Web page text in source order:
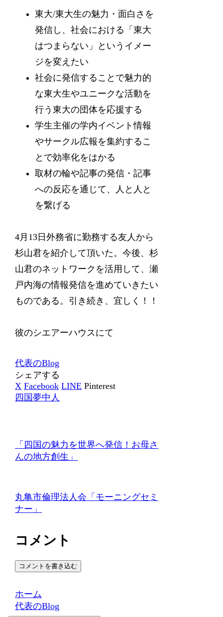
東大/東大生の魅力・面白さを
発信し、社会における「東大
はつまらない」というイメー
ジを変えたい
社会に発信することで魅力的
な東大生やユニークな活動を
行う東大の団体を応援する
学生主催の学内イベント情報
やサークル広報を集約するこ
とで効率化をはかる
取材の輪や記事の発信・記事
への反応を通じて、人と人と
を繋げる
4月13日外務省に勤務する友人から
杉山君を紹介して頂いた。今後、杉
山君のネットワークを活用して、瀬
戸内海の情報発信を進めていきたい
ものである。引き続き、宜しく！！
彼のシエアーハウスにて
代表のBlog
シェアする
X Facebook LINE Pinterest
四国夢中人
「四国の魅力を世界へ発信！お母さ
んの地方創生」
丸亀市倫理法人会「モーニングセミ
ナー」
コメント
コメントを書き込む
ホーム
代表のBlog